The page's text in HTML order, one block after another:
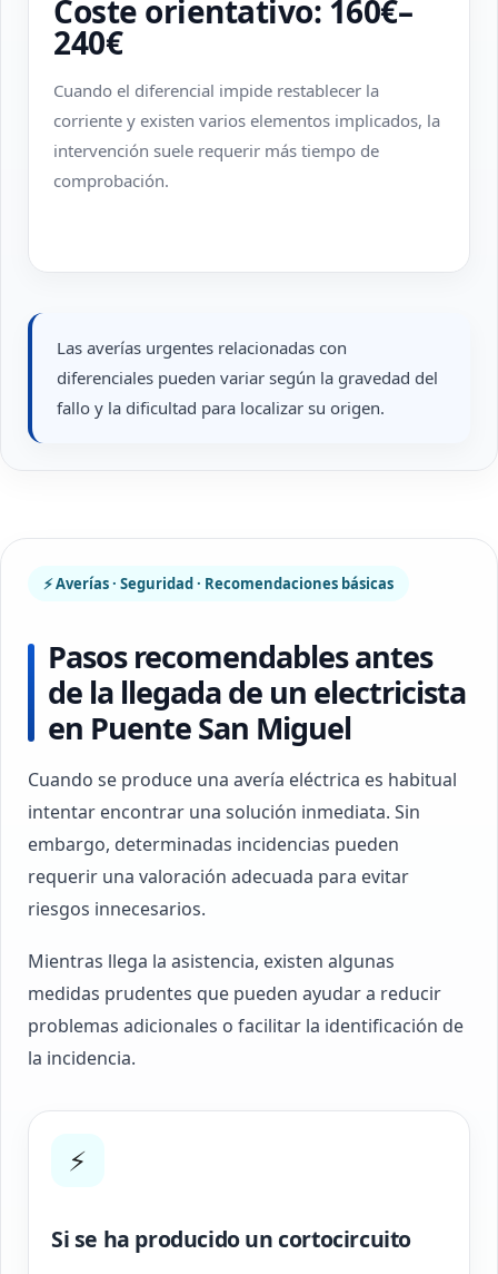
Coste orientativo: 160€–
240€
Cuando el diferencial impide restablecer la
corriente y existen varios elementos implicados, la
intervención suele requerir más tiempo de
comprobación.
Las averías urgentes relacionadas con
diferenciales pueden variar según la gravedad del
fallo y la dificultad para localizar su origen.
⚡ Averías · Seguridad · Recomendaciones básicas
Pasos recomendables antes
de la llegada de un electricista
en Puente San Miguel
Cuando se produce una avería eléctrica es habitual
intentar encontrar una solución inmediata. Sin
embargo, determinadas incidencias pueden
requerir una valoración adecuada para evitar
riesgos innecesarios.
Mientras llega la asistencia, existen algunas
medidas prudentes que pueden ayudar a reducir
problemas adicionales o facilitar la identificación de
la incidencia.
⚡
Si se ha producido un cortocircuito